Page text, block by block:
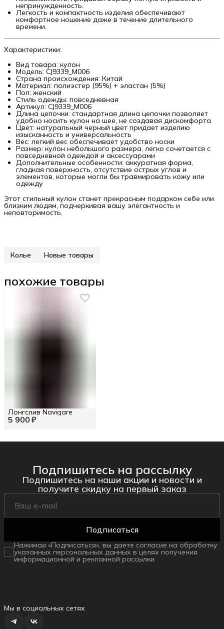
непринужденность.
Легкость и компактность изделия обеспечивают
комфортное ношение даже в течение длительного
времени.
Характеристики:
Вид товара: кулон
Модель: CJ9339_M006
Страна происхождения: Китай
Материал: полиэстер (95%) + эластан (5%)
Пол: женский
Стиль одежды: повседневная
Артикул: CJ9339_M006
Длина цепочки: стандартная длина цепочки позволяет
удобно носить кулон на шее, не создавая дискомфорта
Цвет: натуральный черный цвет придает изделию
изысканность и универсальность
Вес: легкий вес обеспечивает удобство носки
Размер: кулон небольшого размера, легко сочетается с
повседневной одеждой и аксессуарами
Дополнительные особенности: аккуратная форма,
гладкая поверхность, отсутствие острых углов и
элементов, которые могли бы травмировать кожу или
одежду
Этот стильный кулон станет прекрасным подарком себе или
близким людям, подчеркивая вашу элегантность и
неповторимость.
Колье Новые товары
похожие товары
5 900 ₽
Лонгслив Navigare
Подпишитесь на рассылку
Подпишитесь на наши акции и новости и
получите скидку на первый заказ
Подписаться
Нажимая «Подписаться», вы даете согласие на обработку
указанных персональных данных в целях получения
информационной и рекламной рассылки
Мы в социальных сетях